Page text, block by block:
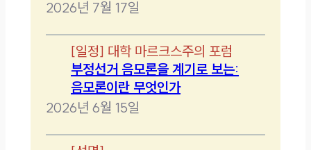
2026년 7월 17일
[일정] 대학 마르크스주의 포럼
부정선거 음모론을 계기로 보는:
음모론이란 무엇인가
2026년 6월 15일